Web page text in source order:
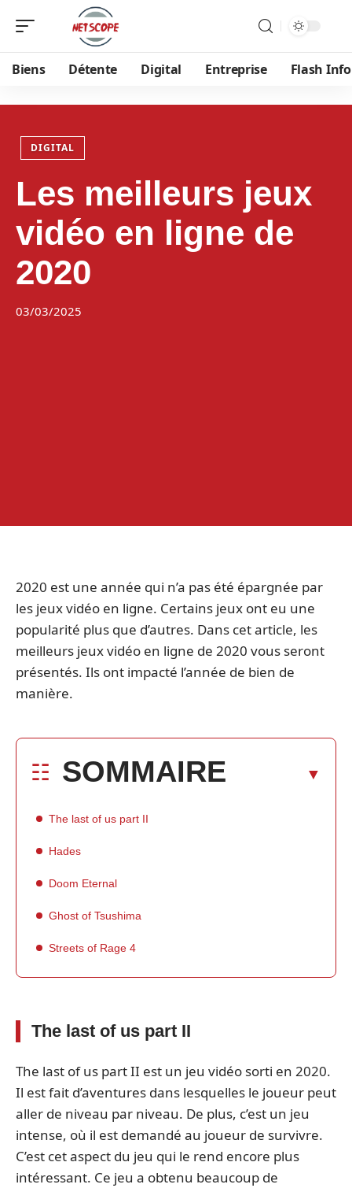
Biens Détente Digital Entreprise Flash Info
DIGITAL
Les meilleurs jeux
vidéo en ligne de
2020
03/03/2025
2020 est une année qui n’a pas été épargnée par
les jeux vidéo en ligne. Certains jeux ont eu une
popularité plus que d’autres. Dans cet article, les
meilleurs jeux vidéo en ligne de 2020 vous seront
présentés. Ils ont impacté l’année de bien de
manière.
SOMMAIRE
The last of us part II
Hades
Doom Eternal
Ghost of Tsushima
Streets of Rage 4
The last of us part II
The last of us part II est un jeu vidéo sorti en 2020.
Il est fait d’aventures dans lesquelles le joueur peut
aller de niveau par niveau. De plus, c’est un jeu
intense, où il est demandé au joueur de survivre.
C’est cet aspect du jeu qui le rend encore plus
intéressant. Ce jeu a obtenu beaucoup de